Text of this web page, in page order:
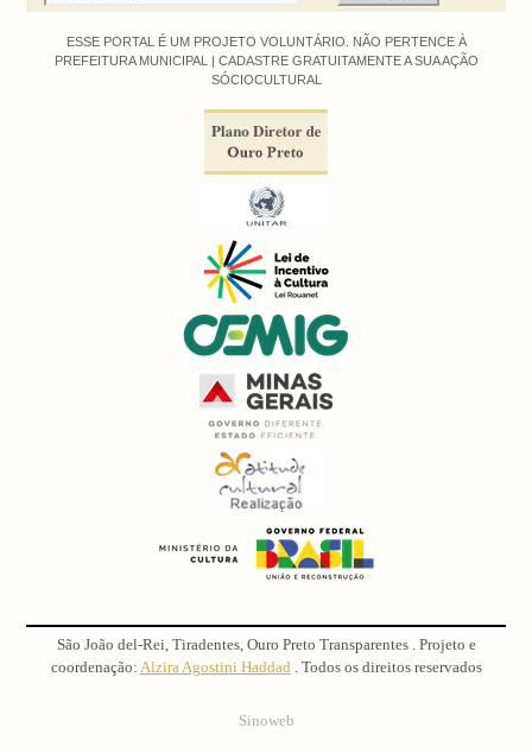
ESSE PORTAL É UM PROJETO VOLUNTÁRIO. NÃO PERTENCE À
PREFEITURA MUNICIPAL | CADASTRE GRATUITAMENTE A SUA AÇÃO
SÓCIOCULTURAL
São João del-Rei, Tiradentes, Ouro Preto Transparentes . Projeto e
coordenação: Alzira Agostini Haddad . Todos os direitos reservados
Sinoweb